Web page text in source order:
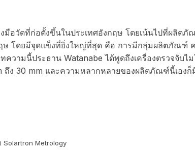
มือวัดที่ก่อตั้งขึ้นในประเทศอังกฤษ โดยเน้นไปที่ผลิ
ษ โดยมีจุดแข็งที่ยิ่งใหญ่ที่สุด คือ การมีกลุ่มผลิตภัณฑ์
วามนี้ประธาน Watanabe ได้พูดถึงเครื่องตรวจจับ
ถึง 30 mm และความหลากหลายของผลิตภัณฑ์นี้เอง
Solartron Metrology